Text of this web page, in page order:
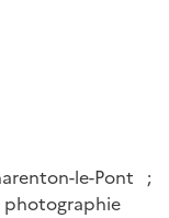
le-Pont ;